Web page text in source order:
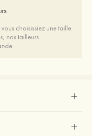
choisissiez une taille
nos tailleurs